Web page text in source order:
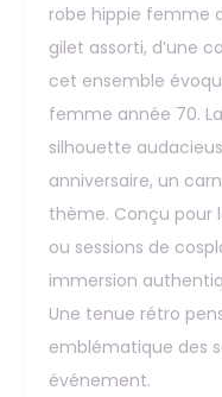
robe hippie femme
gilet assorti, d’une
cet ensemble
femme année 70.
silhouette
anniversaire, un
thème. Conçu pour
ou sessions de
immersion
Une tenue rétro
emblématique des
événement.